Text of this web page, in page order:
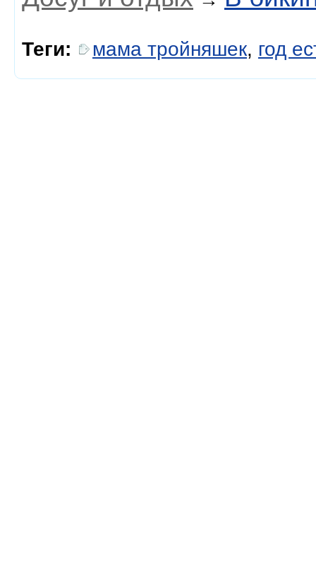
Теги: мама тройняшек, год